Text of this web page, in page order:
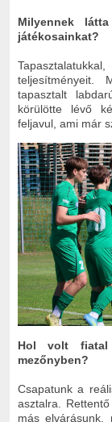
Milyennek
játékosainkat?
teljesítményeit.
tapasztalt
körülötte lévő
feljavul, ami már
Hol volt fiatal
mezőnyben?
Csapatunk a
asztalra.
más elvárásunk,